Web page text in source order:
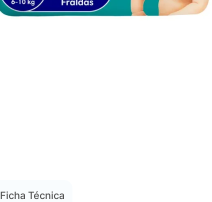
Ficha Técnica